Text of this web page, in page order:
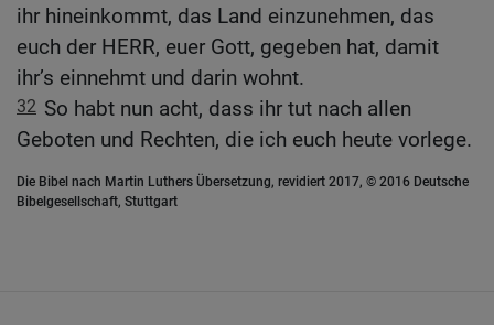
ihr hineinkommt, das Land einzunehmen, das
euch der HERR, euer Gott, gegeben hat, damit
ihr’s einnehmt und darin wohnt.
32 So habt nun acht, dass ihr tut nach allen
Geboten und Rechten, die ich euch heute vorlege.
Die Bibel nach Martin Luthers Übersetzung, revidiert 2017, © 2016 Deutsche
Bibelgesellschaft, Stuttgart